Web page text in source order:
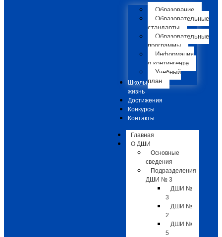
Образование
Образовательные
стандарты
Образовательные
программы
Информация
о контингенте
Учебный
план
Школьная
жизнь
Достижения
Конкурсы
Контакты
Главная
О ДШИ
Основные
сведения
Подразделения
ДШИ № 3
ДШИ №
3
ДШИ №
2
ДШИ №
5